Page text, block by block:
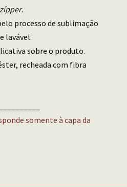
zípper.
processo de sublimação
lavável.
sobre o produto.
recheada com fibra
somente à capa da